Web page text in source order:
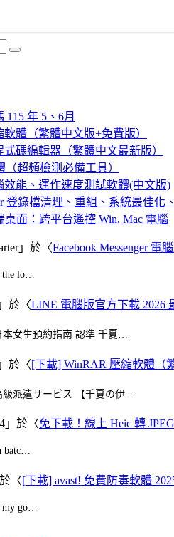
Search
年 5、6月
體（繁體中文版+免費版）
碼編輯器（繁體中文最新版）
超頻檢測必備工具）
效能、運作速度測試軟體(中文版)
登錄檔清理、重組、系統最佳化
桌面：跨平台遙控 Win, Mac 電腦
」於〈Facebook Messenger 電
the lo…
」於〈LINE 電腦版官方下載 2026
本女生預約指南 認準 千夏…
」於〈[下載] WinRAR 壓縮軟體（
級派遣サービス 【千夏の伊…
」於〈免下載！線上 Heic 轉
batc…
〈[下載] avast! 免費防毒軟體
my go…